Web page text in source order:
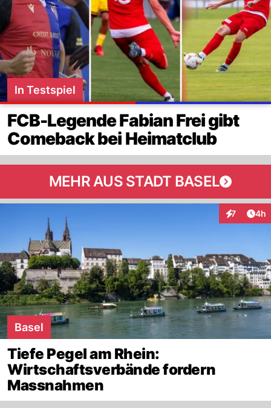
In Testspiel
FCB-Legende Fabian Frei gibt
Comeback bei Heimatclub
MEHR AUS STADT BASEL
7 4h
Basel
Tiefe Pegel am Rhein:
Wirtschaftsverbände fordern
Massnahmen